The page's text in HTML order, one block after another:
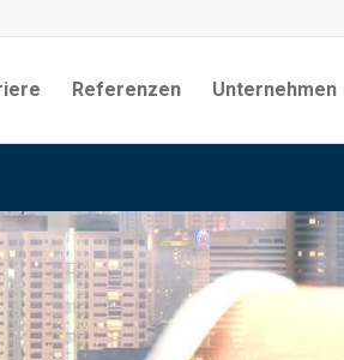
Referenzen Unternehmen